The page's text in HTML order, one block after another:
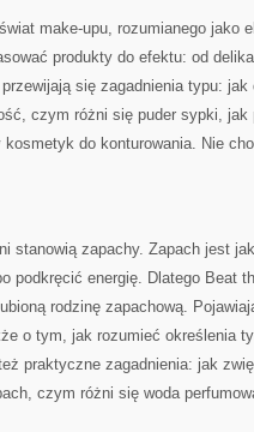
make-upu, rozumianego jako
produkty do efektu: od
się zagadnienia typu:
czym różni się puder sypki,
do konturowania. Nie
stanowią zapachy. Zapach jest
podkręcić energię. Dlatego Beat
rodzinę zapachową.
o tym, jak rozumieć określenia
praktyczne zagadnienia: jak
czym różni się woda